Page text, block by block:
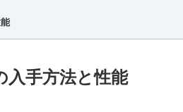
入手方法と性能